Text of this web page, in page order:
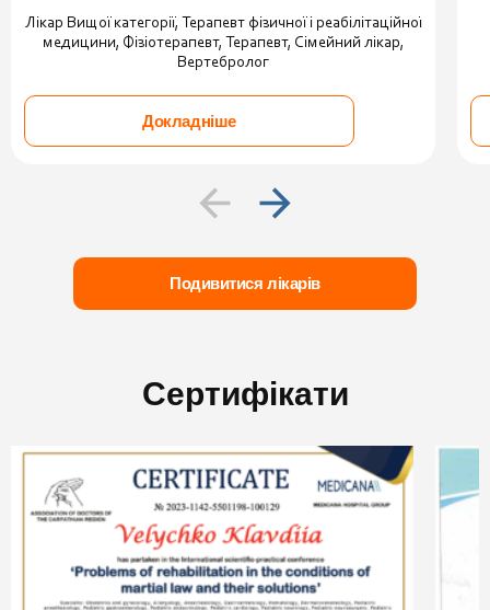
Лікар Вищої категорії, Терапевт фізичної і реабілітаційної
медицини, Фізіотерапевт, Терапевт, Сімейний лікар,
Вертебролог
Докладніше
Подивитися лікарів
Сертифікати